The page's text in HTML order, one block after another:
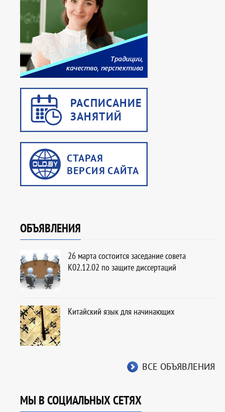
ОБЪЯВЛЕНИЯ
26 марта состоится заседание совета
К02.12.02 по защите диссертаций
Китайский язык для начинающих
ВСЕ ОБЪЯВЛЕНИЯ
МЫ В СОЦИАЛЬНЫХ СЕТЯХ